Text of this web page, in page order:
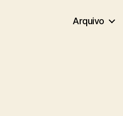
Arquivo